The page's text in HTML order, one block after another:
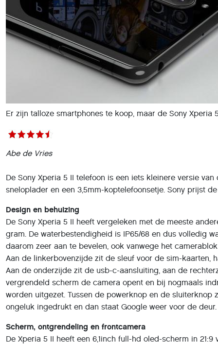
Er zijn talloze smartphones te koop, maar de Sony
Abe de Vries
De Sony Xperia 5 II telefoon is een iets kleinere versie
sneloplader en een 3,5mm-koptelefoonsetje. Sony prijst
Design en behuizing
De Sony Xperia 5 II heeft vergeleken met de meeste
gram. De waterbestendigheid is IP65/68 en dus volledig
daarom zeer aan te bevelen, ook vanwege het
Aan de linkerbovenzijde zit de sleuf voor de sim-kaarten,
Aan de onderzijde zit de usb-c-aansluiting, aan de
vergrendeld scherm de camera opent en bij nogmaals
worden uitgezet. Tussen de powerknop en de
ongeluk ingedrukt en dan staat Google weer voor de
Scherm, ontgrendeling en frontcamera
De Xperia 5 II heeft een 6,1inch full-hd oled-scherm in